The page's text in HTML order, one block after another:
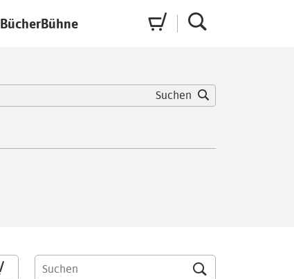
BücherBühne
Suchen